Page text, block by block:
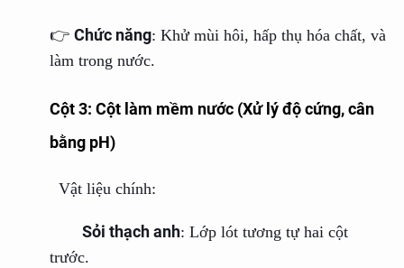
👉 Chức năng: Khử mùi hôi, hấp thụ hóa chất, và
làm trong nước.
Cột 3: Cột làm mềm nước (Xử lý độ cứng, cân
bằng pH)
Vật liệu chính:
Sỏi thạch anh: Lớp lót tương tự hai cột
trước.